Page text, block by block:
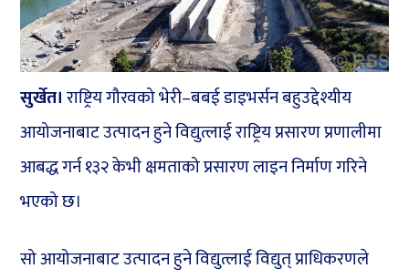
सुर्खेत।राष्ट्रिय गौरवको भेरी–बबई डाइभर्सन बहुउद्देश्यीय
आयोजनाबाट उत्पादन हुने विद्युत्लाई राष्ट्रिय प्रसारण प्रणालीमा
आबद्ध गर्न १३२ केभी क्षमताको प्रसारण लाइन निर्माण गरिने
भएको छ।
सो आयोजनाबाट उत्पादन हुने विद्युत्लाई विद्युत् प्राधिकरणले